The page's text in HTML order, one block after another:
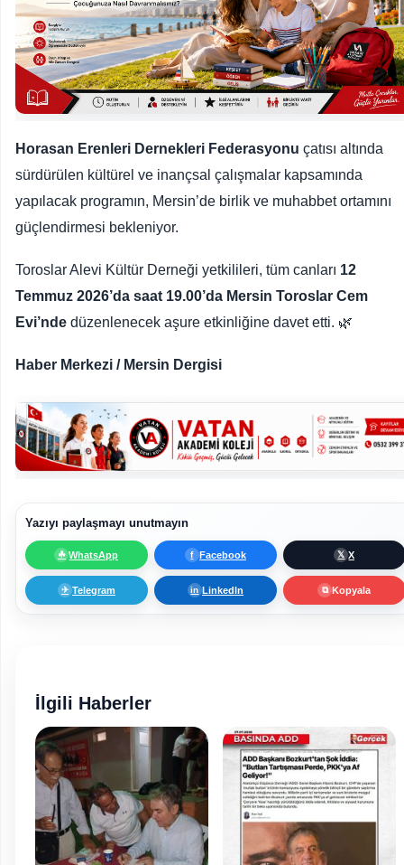
Horasan Erenleri Dernekleri Federasyonu çatısı altında
sürdürülen kültürel ve inançsal çalışmalar kapsamında
yapılacak programın, Mersin’de birlik ve muhabbet ortamını
güçlendirmesi bekleniyor.
Toroslar Alevi Kültür Derneği yetkilileri, tüm canları 12
Temmuz 2026’da saat 19.00’da Mersin Toroslar Cem
Evi’nde düzenlenecek aşure etkinliğine davet etti. 🌿
Haber Merkezi / Mersin Dergisi
Yazıyı paylaşmayı unutmayın
☘ WhatsApp f Facebook 𝕏 X
✈ Telegram in LinkedIn ⧉ Kopyala
İlgili Haberler